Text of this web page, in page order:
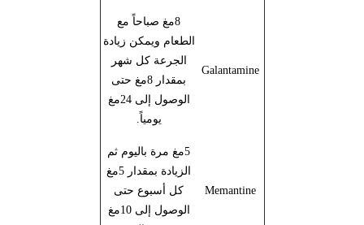
Galantamine
8مغ صباحاً مع
الطعام ويمكن زيادة
الجرعة كل شهر
بمقدار 8مغ حتى
الوصول إلى 24مغ
يومياً.
Memantine
5مغ مرة باليوم ثم
الزيادة بمقدار 5مغ
كل أسبوع حتى
الوصول إلى 10مغ